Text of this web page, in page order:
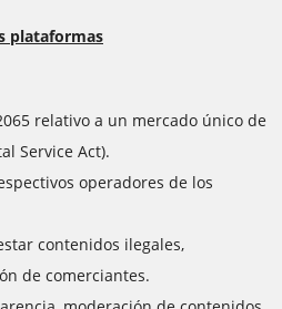
plataformas
relativo a un mercado único de
Service Act).
operadores de los
contenidos ilegales,
de comerciantes.